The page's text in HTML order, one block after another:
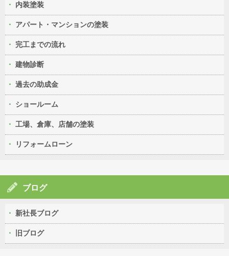
内装塗装
アパート・マンションの塗装
完工までの流れ
建物診断
過去の助成金
ショールーム
工場、倉庫、店舗の塗装
リフォームローン
ブログ
新社長ブログ
旧ブログ